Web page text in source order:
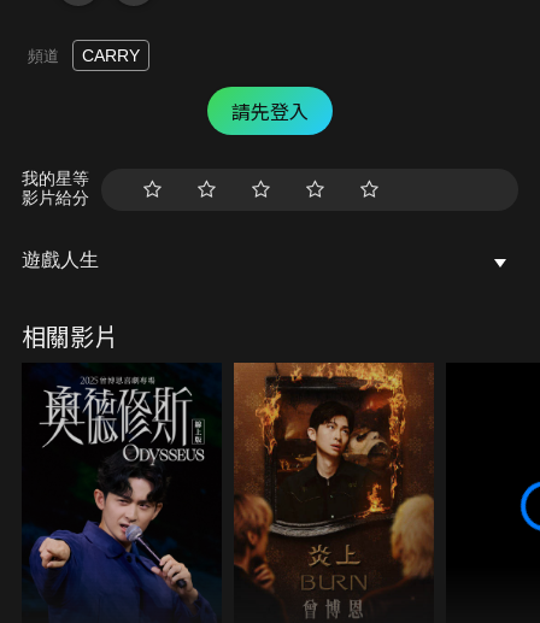
頻道 CARRY
請先登入
我的星等
影片給分
遊戲人生
相關影片